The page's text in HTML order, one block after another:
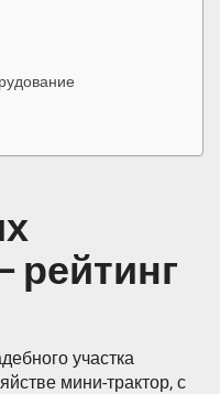
рейтинг
участка
мини-трактор, с